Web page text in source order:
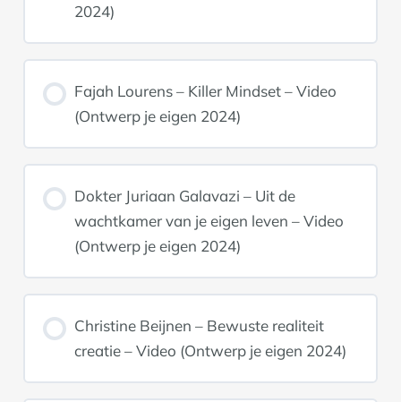
2024)
Fajah Lourens – Killer Mindset – Video
(Ontwerp je eigen 2024)
Dokter Juriaan Galavazi – Uit de
wachtkamer van je eigen leven – Video
(Ontwerp je eigen 2024)
Christine Beijnen – Bewuste realiteit
creatie – Video (Ontwerp je eigen 2024)